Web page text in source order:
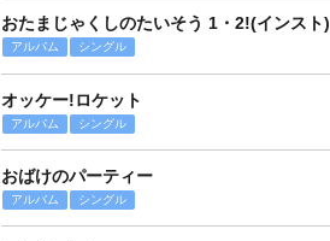
おたまじゃくしのたいそう 1・2!(インスト)
アルバム シングル
オッケー!ロケット
アルバム シングル
おばけのパーティー
アルバム シングル